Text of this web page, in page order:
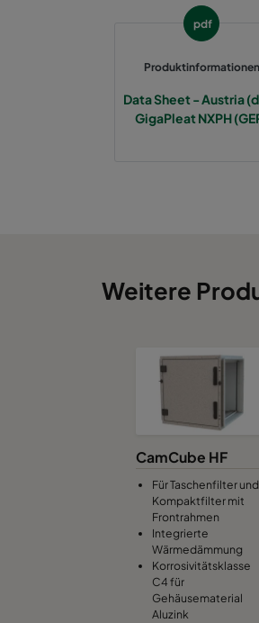
pdf
Produktinformationen
Data Sheet - Austria
GigaPleat NXPH
Weitere
CamCube HF
Für Taschenfilter und
Kompaktfilter mit
Frontrahmen
Integrierte
Wärmedämmung
Korrosivitätsklasse
C4 für
Gehäusematerial
Aluzink